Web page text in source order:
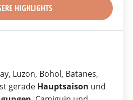
HIGHLIGHTS
Luzon, Bohol, Batanes,
gerade Hauptsaison und